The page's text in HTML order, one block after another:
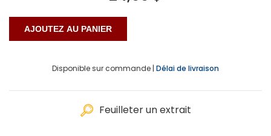
Disponible sur commande | Délai de livraison
Feuilleter un extrait